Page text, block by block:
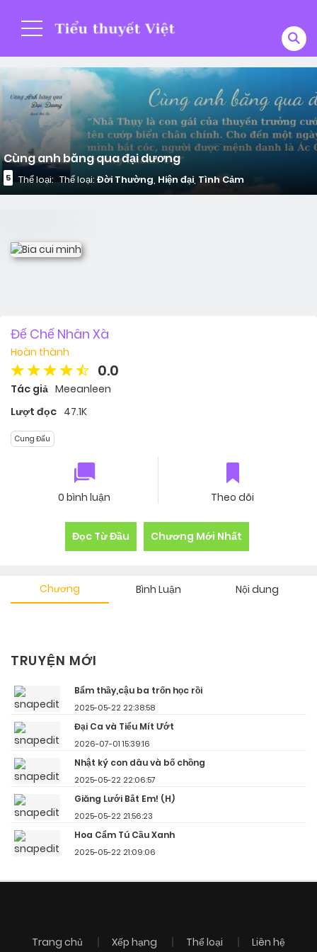
Cùng anh băng qua đại dương
5 Thể loại: Thể loại: Đời Thường, Hiện đại, Tình Cảm
Đế Chế Nhân Xà
Hoàn thành
0.0
Tác giả Meeanleen
Lượt đọc 47.1K
Cung Đấu
0 bình luận Theo dõi
Đọc Từ Đầu Chương Mới Nhất
Chương Bình Luận Nội dung
TRUYỆN MỚI
Bẩm thầy,cậu ba trốn học rồi
2025-05-22 22:38:58
Đại Ca và Tiểu Mít Ướt
2026-07-01 15:39:16
Nhật ký con dâu và bố chồng
2025-05-22 22:06:57
Giăng Lưới Bắt Em! (H)
2025-05-22 21:56:23
Hoa Cẩm Tú Cầu Xanh
2025-05-22 21:09:06
Trang chủ Xếp hạng Thể loại Liên hệ